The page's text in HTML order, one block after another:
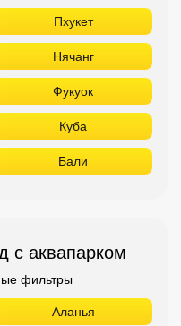
Пхукет
Нячанг
Фукуок
Куба
Бали
с аквапарком
фильтры
Аланья